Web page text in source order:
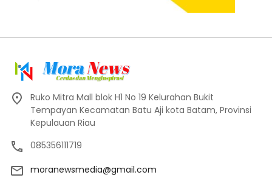
Ruko Mitra Mall blok H1 No 19 Kelurahan Bukit
Tempayan Kecamatan Batu Aji kota Batam, Provinsi
Kepulauan Riau
085356111719
moranewsmedia@gmail.com